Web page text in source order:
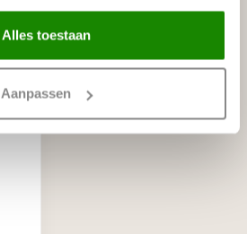
Alles toestaan
Aanpassen